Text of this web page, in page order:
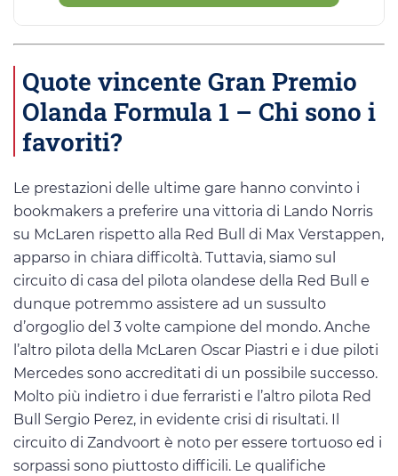
Quote vincente Gran Premio
Olanda Formula 1 – Chi sono i
favoriti?
Le prestazioni delle ultime gare hanno convinto i
bookmakers a preferire una vittoria di Lando Norris
su McLaren rispetto alla Red Bull di Max Verstappen,
apparso in chiara difficoltà. Tuttavia, siamo sul
circuito di casa del pilota olandese della Red Bull e
dunque potremmo assistere ad un sussulto
d’orgoglio del 3 volte campione del mondo. Anche
l’altro pilota della McLaren Oscar Piastri e i due piloti
Mercedes sono accreditati di un possibile successo.
Molto più indietro i due ferraristi e l’altro pilota Red
Bull Sergio Perez, in evidente crisi di risultati. Il
circuito di Zandvoort è noto per essere tortuoso ed i
sorpassi sono piuttosto difficili. Le qualifiche